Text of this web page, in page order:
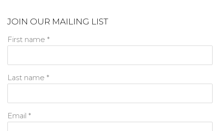
JOIN OUR MAILING LIST
First name *
Last name *
Email *